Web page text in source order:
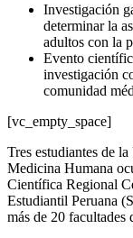
Investigación
determinar la
adultos con la
Evento
investigación
comunidad
[vc_empty_space]
Tres estudiantes de
Medicina Humana
Científica Regional
Estudiantil Peruana
más de 20 facultades